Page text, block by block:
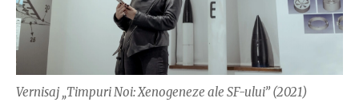
Vernisaj „Timpuri Noi: Xenogeneze ale SF-ului” (2021)